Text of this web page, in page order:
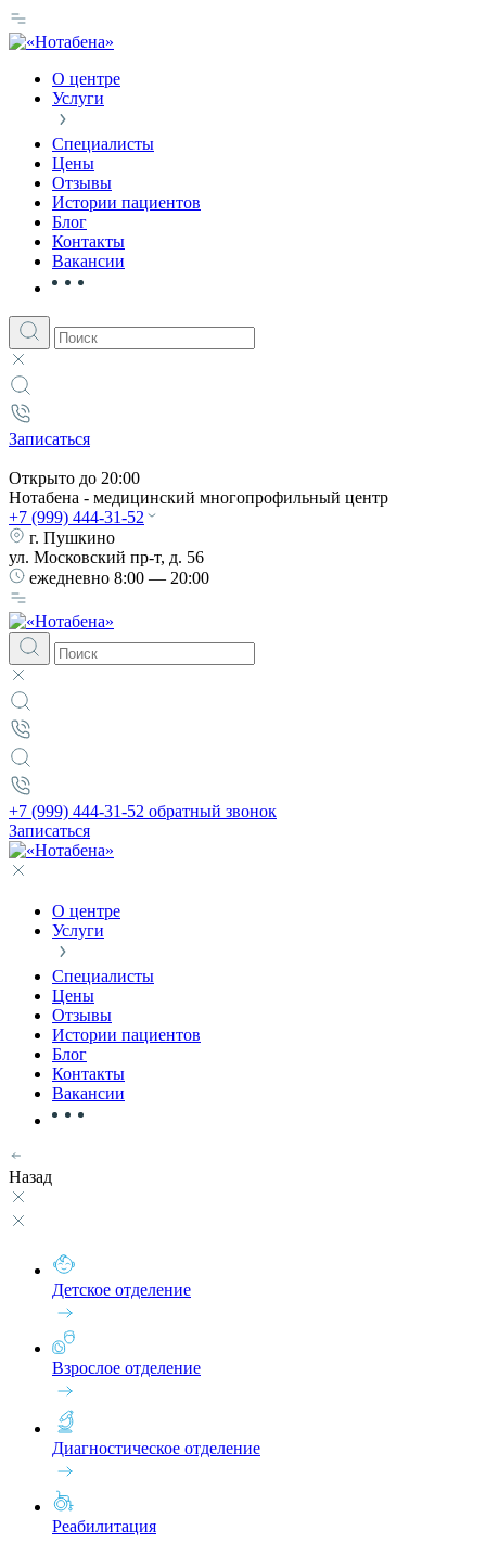
О центре
Услуги
Специалисты
Цены
Отзывы
Истории пациентов
Блог
Контакты
Вакансии
Записаться
Открыто до 20:00
Нотабена - медицинский многопрофильный центр
+7 (999) 444-31-52
г. Пушкино
ул. Московский пр-т, д. 56
ежедневно 8:00 — 20:00
+7 (999) 444-31-52 обратный звонок
Записаться
О центре
Услуги
Специалисты
Цены
Отзывы
Истории пациентов
Блог
Контакты
Вакансии
Назад
Детское отделение
Взрослое отделение
Диагностическое отделение
Реабилитация